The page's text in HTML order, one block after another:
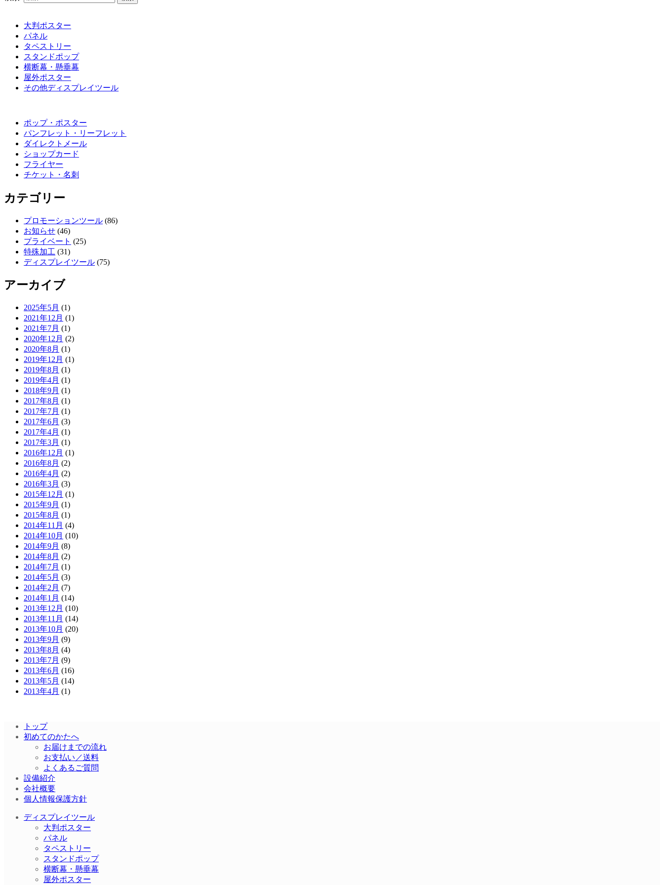
大判ポスター
パネル
タペストリー
スタンドポップ
横断幕・懸垂幕
屋外ポスター
その他ディスプレイツール
ポップ・ポスター
パンフレット・リーフレット
ダイレクトメール
ショップカード
フライヤー
チケット・名刺
カテゴリー
プロモーションツール (86)
お知らせ (46)
プライベート (25)
特殊加工 (31)
ディスプレイツール (75)
アーカイブ
2025年5月 (1)
2021年12月 (1)
2021年7月 (1)
2020年12月 (2)
2020年8月 (1)
2019年12月 (1)
2019年8月 (1)
2019年4月 (1)
2018年9月 (1)
2017年8月 (1)
2017年7月 (1)
2017年6月 (3)
2017年4月 (1)
2017年3月 (1)
2016年12月 (1)
2016年8月 (2)
2016年4月 (2)
2016年3月 (3)
2015年12月 (1)
2015年9月 (1)
2015年8月 (1)
2014年11月 (4)
2014年10月 (10)
2014年9月 (8)
2014年8月 (2)
2014年7月 (1)
2014年5月 (3)
2014年2月 (7)
2014年1月 (14)
2013年12月 (10)
2013年11月 (14)
2013年10月 (20)
2013年9月 (9)
2013年8月 (4)
2013年7月 (9)
2013年6月 (16)
2013年5月 (14)
2013年4月 (1)
トップ
初めてのかたへ
お届けまでの流れ
お支払い／送料
よくあるご質問
設備紹介
会社概要
個人情報保護方針
ディスプレイツール
大判ポスター
パネル
タペストリー
スタンドポップ
横断幕・懸垂幕
屋外ポスター